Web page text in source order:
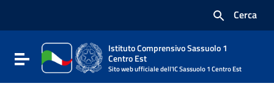
Vai al footer
Cerca
Attiva / disattiva la navigazione
Istituto Comprensivo Sassuolo 1
Centro Est
Sito web ufficiale dell'IC Sassuolo 1 Centro Est